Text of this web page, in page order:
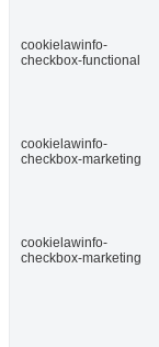
cookielawinfo-
checkbox-functional
cookielawinfo-
checkbox-marketing
cookielawinfo-
checkbox-marketing